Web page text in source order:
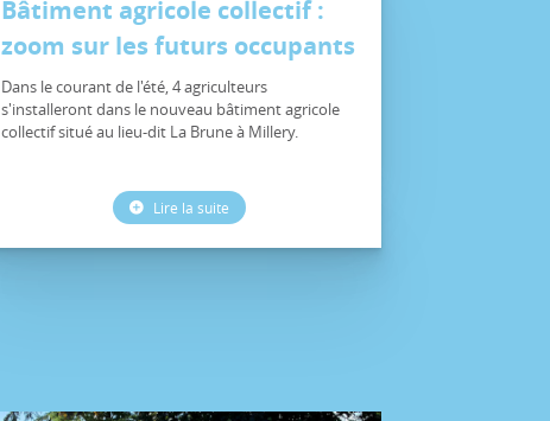
Bâtiment agricole collectif :
zoom sur les futurs occupants
Dans le courant de l'été, 4 agriculteurs
s'installeront dans le nouveau bâtiment agricole
collectif situé au lieu-dit La Brune à Millery.
Lire la suite